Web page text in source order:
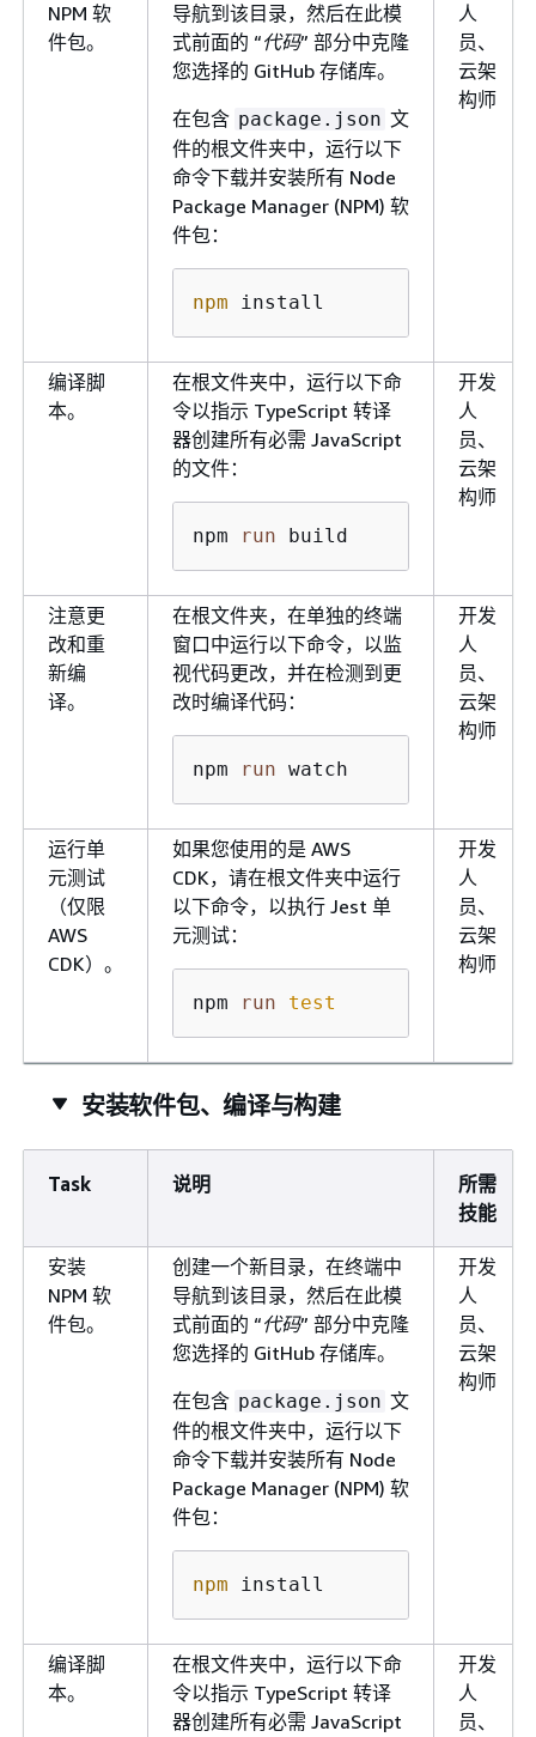
NPM 软
件包。
导航到该目录，然后在此模
式前面的 “代码” 部分中克隆
您选择的 GitHub 存储库。
在包含 package.json 文
件的根文件夹中，运行以下
命令下载并安装所有 Node
Package Manager (NPM) 软
件包：
npm install
人
员、
云架
构师
编译脚
本。
在根文件夹中，运行以下命
令以指示 TypeScript 转译
器创建所有必需 JavaScript
的文件：
npm run build
开发
人
员、
云架
构师
注意更
改和重
新编
译。
在根文件夹，在单独的终端
窗口中运行以下命令，以监
视代码更改，并在检测到更
改时编译代码：
npm run watch
开发
人
员、
云架
构师
运行单
元测试
（仅限
AWS
CDK）。
如果您使用的是 AWS
CDK，请在根文件夹中运行
以下命令，以执行 Jest 单
元测试：
npm run test
开发
人
员、
云架
构师
安装软件包、编译与构建
Task 说明
所需
技能
安装
NPM 软
件包。
创建一个新目录，在终端中
导航到该目录，然后在此模
式前面的 “代码” 部分中克隆
您选择的 GitHub 存储库。
在包含 package.json 文
件的根文件夹中，运行以下
命令下载并安装所有 Node
Package Manager (NPM) 软
件包：
npm install
开发
人
员、
云架
构师
编译脚
本。
在根文件夹中，运行以下命
令以指示 TypeScript 转译
器创建所有必需 JavaScript
开发
人
员、